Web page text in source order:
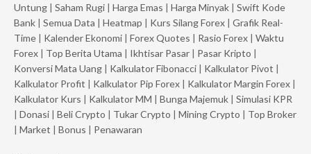
Untung | Saham Rugi | Harga Emas | Harga Minyak | Swift Kode
Bank | Semua Data | Heatmap | Kurs Silang Forex | Grafik Real-
Time | Kalender Ekonomi | Forex Quotes | Rasio Forex | Waktu
Forex | Top Berita Utama | Ikhtisar Pasar | Pasar Kripto |
Konversi Mata Uang | Kalkulator Fibonacci | Kalkulator Pivot |
Kalkulator Profit | Kalkulator Pip Forex | Kalkulator Margin Forex |
Kalkulator Kurs | Kalkulator MM | Bunga Majemuk | Simulasi KPR
| Donasi | Beli Crypto | Tukar Crypto | Mining Crypto | Top Broker
| Market | Bonus | Penawaran